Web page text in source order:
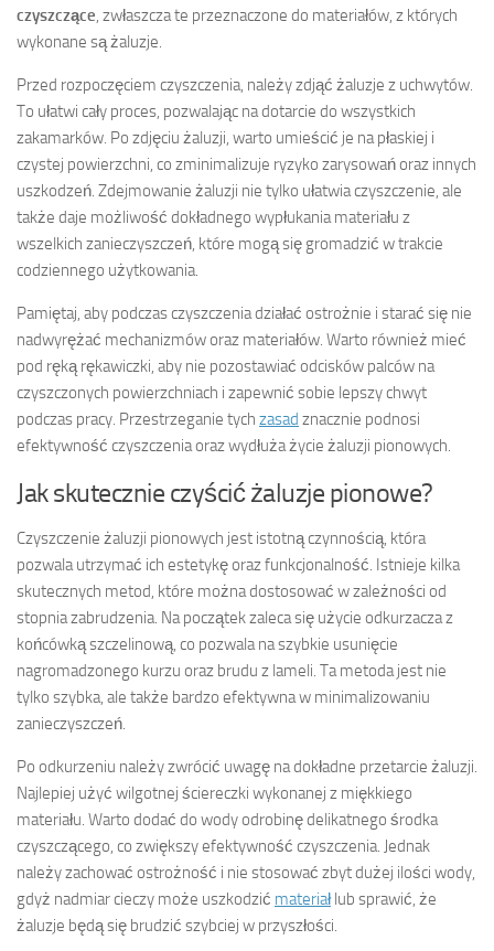
czyszczące, zwłaszcza te przeznaczone do materiałów, z których
wykonane są żaluzje.
Przed rozpoczęciem czyszczenia, należy zdjąć żaluzje z uchwytów.
To ułatwi cały proces, pozwalając na dotarcie do wszystkich
zakamarków. Po zdjęciu żaluzji, warto umieścić je na płaskiej i
czystej powierzchni, co zminimalizuje ryzyko zarysowań oraz innych
uszkodzeń. Zdejmowanie żaluzji nie tylko ułatwia czyszczenie, ale
także daje możliwość dokładnego wypłukania materiału z
wszelkich zanieczyszczeń, które mogą się gromadzić w trakcie
codziennego użytkowania.
Pamiętaj, aby podczas czyszczenia działać ostrożnie i starać się nie
nadwyrężać mechanizmów oraz materiałów. Warto również mieć
pod ręką rękawiczki, aby nie pozostawiać odcisków palców na
czyszczonych powierzchniach i zapewnić sobie lepszy chwyt
podczas pracy. Przestrzeganie tych zasad znacznie podnosi
efektywność czyszczenia oraz wydłuża życie żaluzji pionowych.
Jak skutecznie czyścić żaluzje pionowe?
Czyszczenie żaluzji pionowych jest istotną czynnością, która
pozwala utrzymać ich estetykę oraz funkcjonalność. Istnieje kilka
skutecznych metod, które można dostosować w zależności od
stopnia zabrudzenia. Na początek zaleca się użycie odkurzacza z
końcówką szczelinową, co pozwala na szybkie usunięcie
nagromadzonego kurzu oraz brudu z lameli. Ta metoda jest nie
tylko szybka, ale także bardzo efektywna w minimalizowaniu
zanieczyszczeń.
Po odkurzeniu należy zwrócić uwagę na dokładne przetarcie żaluzji.
Najlepiej użyć wilgotnej ściereczki wykonanej z miękkiego
materiału. Warto dodać do wody odrobinę delikatnego środka
czyszczącego, co zwiększy efektywność czyszczenia. Jednak
należy zachować ostrożność i nie stosować zbyt dużej ilości wody,
gdyż nadmiar cieczy może uszkodzić materiałlub sprawić, że
żaluzje będą się brudzić szybciej w przyszłości.